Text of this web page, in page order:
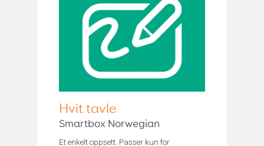
Hvit tavle
Smartbox Norwegian
Et enkelt oppsett. Passer kun for